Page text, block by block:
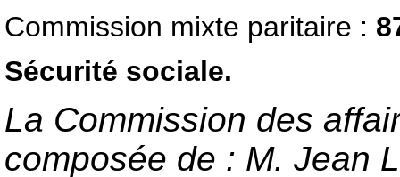
Commission mixte paritaire :
Sécurité sociale.
La Commission des
composée de : M. Jean